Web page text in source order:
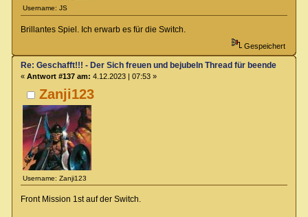
Username: JS
Brillantes Spiel. Ich erwarb es für die Switch.
Gespeichert
Zanji123
Username: Zanji123
Re: Geschafft!!! - Der Sich freuen und bejubeln Thread für beendete
« Antwort #137 am: 4.12.2023 | 07:53 »
Front Mission 1st auf der Switch.